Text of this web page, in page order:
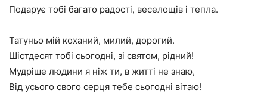
Подарує тобі багато радості, веселощів і тепла.
Татуньо мій коханий, милий, дорогий.
Шістдесят тобі сьогодні, зі святом, рідний!
Мудріше людини я ніж ти, в житті не знаю,
Від усього свого серця тебе сьогодні вітаю!